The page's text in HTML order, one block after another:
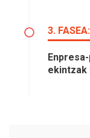
3.
ekintzak